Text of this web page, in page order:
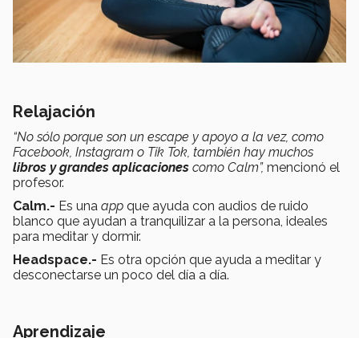
Relajación
“No sólo porque son un escape y apoyo a la vez, como
Facebook, Instagram o Tik Tok, también hay muchos
libros y grandes aplicaciones como Calm”, mencionó el
profesor.
Calm.- Es una app que ayuda con audios de ruido
blanco que ayudan a tranquilizar a la persona, ideales
para meditar y dormir.
Headspace.- Es otra opción que ayuda a meditar y
desconectarse un poco del día a día.
Aprendizaje